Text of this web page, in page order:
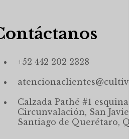
+52 442 202 2328
Calzada Pathé #1 esquina,
Circunvalación, San
Santiago de Querétaro,